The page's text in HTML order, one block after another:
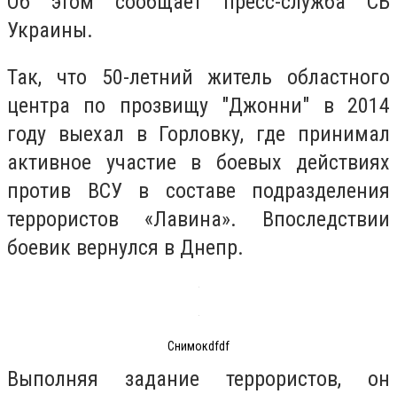
Украины.
Так, что 50-летний житель областного
центра по прозвищу "Джонни" в 2014
году выехал в Горловку, где принимал
активное участие в боевых действиях
против ВСУ в составе подразделения
террористов «Лавина». Впоследствии
боевик вернулся в Днепр.
Снимокdfdf
Выполняя задание террористов, он